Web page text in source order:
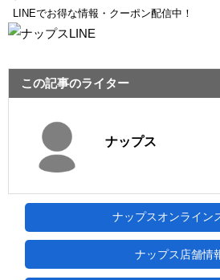
LINEでお得な情報・クーポン配信中！
この記事のライター
ナップス
ナップスオンライン
ナップス店舗情